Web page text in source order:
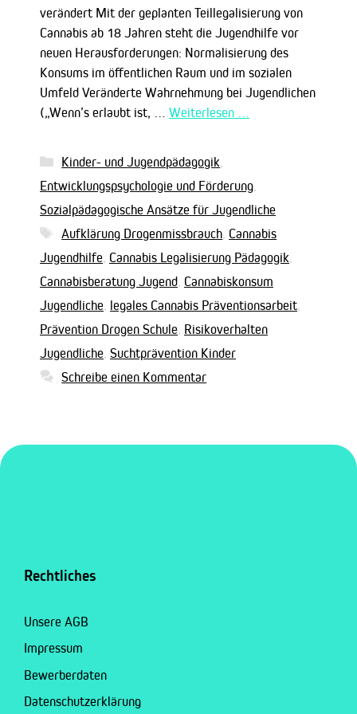
verändert Mit der geplanten Teillegalisierung von
Cannabis ab 18 Jahren steht die Jugendhilfe vor
neuen Herausforderungen: Normalisierung des
Konsums im öffentlichen Raum und im sozialen
Umfeld Veränderte Wahrnehmung bei Jugendlichen
(„Wenn’s erlaubt ist, … Weiterlesen …
Kategorien
Kinder- und Jugendpädagogik
Entwicklungspsychologie und Förderung
Sozialpädagogische Ansätze für Jugendliche
Schlagwörter
Aufklärung Drogenmissbrauch Cannabis
Jugendhilfe Cannabis Legalisierung Pädagogik
Cannabisberatung Jugend Cannabiskonsum
Jugendliche legales Cannabis Präventionsarbeit
Prävention Drogen Schule Risikoverhalten
Jugendliche Suchtprävention Kinder
Schreibe einen Kommentar
Rechtliches
Unsere AGB
Impressum
Bewerberdaten
Datenschutzerklärung